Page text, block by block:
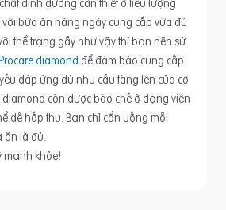
dinh dưỡng cần thiết ở liều lượng
bữa ăn hàng ngày cung cấp vừa đủ
thể trạng gầy như vậy thì bạn nên sử
diamond để đảm bảo cung cấp
đáp ứng đủ nhu cầu tăng lên của cơ
diamond còn được bào chế ở dạng viên
dễ hấp thu. Bạn chỉ cẩn uống mỗi
ăn là đủ.
mạnh khỏe!